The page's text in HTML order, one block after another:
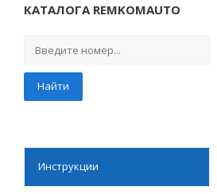
КАТАЛОГА REMKOMAUTO
Найти
Инструкции